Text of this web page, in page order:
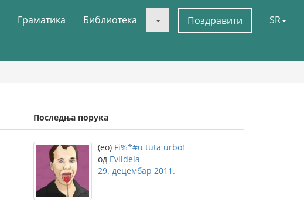
Граматика Библиотека Поздравити SR
Последња порука
(eo) Fi%*#u tuta urbo!
од Evildela
29. децембар 2011.